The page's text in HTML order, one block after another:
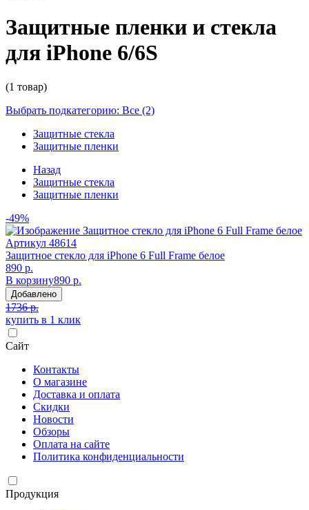
Защитные пленки и стекла
для iPhone 6/6S
(1 товар)
Выбрать подкатегорию: Все (2)
Защитные стекла
Защитные пленки
Назад
Защитные стекла
Защитные пленки
-49%
Артикул 48614
Защитное стекло для iPhone 6 Full Frame белое
890 р.
В корзину890 р.
Добавлено
1736 р.
купить в 1 клик
Сайт
Контакты
О магазине
Доставка и оплата
Скидки
Новости
Обзоры
Оплата на сайте
Политика конфиденциальности
Продукция